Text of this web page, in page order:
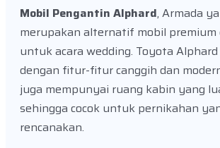
Mobil Pengantin Alphard, Armada
merupakan alternatif mobil premium
untuk acara wedding. Toyota
dengan fitur-fitur canggih dan
juga mempunyai ruang kabin yang
sehingga cocok untuk pernikahan
rencanakan.